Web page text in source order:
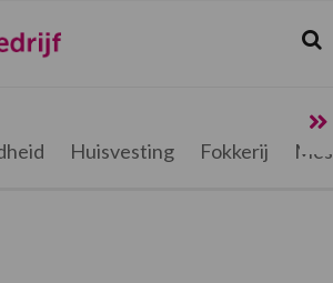
Huisvesting Fokkerij